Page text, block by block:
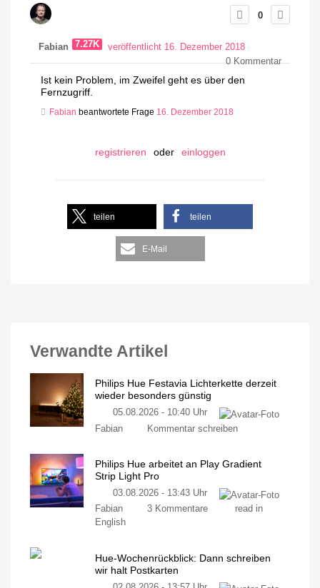
0
Fabian 7.27K
veröffentlicht 16. Dezember 2018
0Kommentar
Ist kein Problem, im Zweifel geht es über den
Fernzugriff.
Fabian beantwortete Frage 16. Dezember 2018
registrieren oder einloggen
teilen teilen
E-Mail
Verwandte Artikel
Philips Hue Festavia Lichterkette derzeit
wieder besonders günstig
05.08.2026 - 10:40 Uhr
Fabian
Kommentar schreiben
Philips Hue arbeitet an Play Gradient
Strip Light Pro
03.08.2026 - 13:43 Uhr
Fabian
3 Kommentare
read in
English
Hue-Wochenrückblick: Dann schreiben
wir halt Postkarten